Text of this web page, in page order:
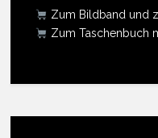
Zum Bildband und
Zum Taschenbuch